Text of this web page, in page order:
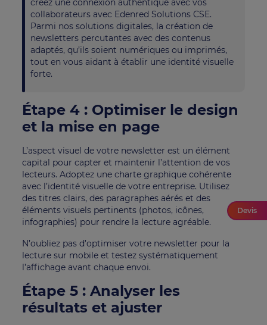
créez une connexion authentique avec vos
collaborateurs avec Edenred Solutions CSE.
Parmi nos solutions digitales, la création de
newsletters percutantes avec des contenus
adaptés, qu’ils soient numériques ou imprimés,
tout en vous aidant à établir une identité visuelle
forte.
Étape 4 : Optimiser le design
et la mise en page
L’aspect visuel de votre newsletter est un élément
capital pour capter et maintenir l’attention de vos
lecteurs. Adoptez une charte graphique cohérente
avec l’identité visuelle de votre entreprise. Utilisez
des titres clairs, des paragraphes aérés et des
éléments visuels pertinents (photos, icônes,
infographies) pour rendre la lecture agréable.
N’oubliez pas d’optimiser votre newsletter pour la
lecture sur mobile et testez systématiquement
l’affichage avant chaque envoi.
Étape 5 : Analyser les
résultats et ajuster
Devis